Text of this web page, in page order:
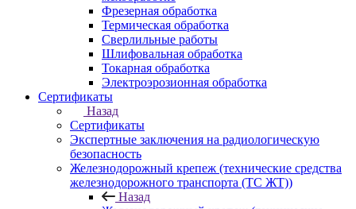
Фрезерная обработка
Термическая обработка
Сверлильные работы
Шлифовальная обработка
Токарная обработка
Электроэрозионная обработка
Сертификаты
Назад
Сертификаты
Экспертные заключения на радиологическую
безопасность
Железнодорожный крепеж (технические средства
железнодорожного транспорта (ТС ЖТ))
Назад